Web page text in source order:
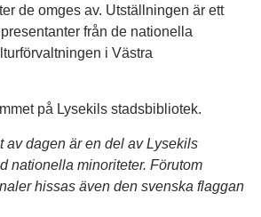
de omges av. Utställningen är ett
från de nationella
i Västra
på Lysekils stadsbibliotek.
av dagen är en del av Lysekils
nationella minoriteter. Förutom
hissas även den svenska flaggan